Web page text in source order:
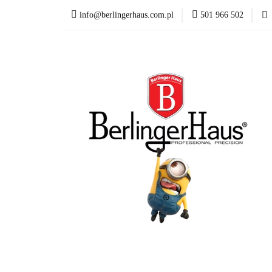
info@berlingerhaus.com.pl 501 966 502
Beata Śniechowska